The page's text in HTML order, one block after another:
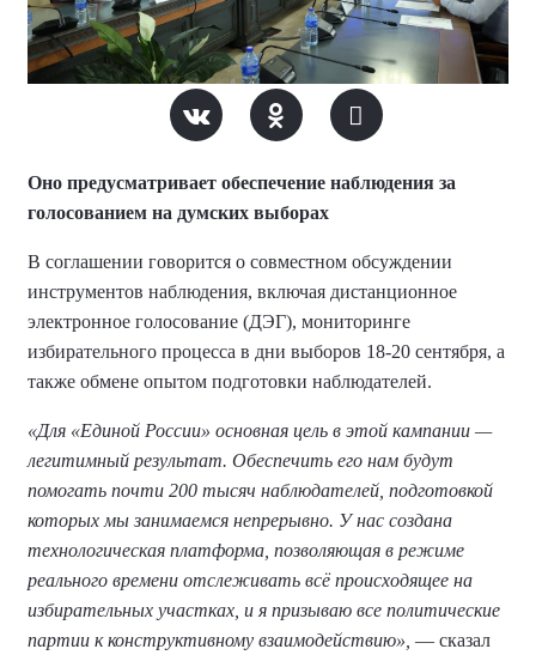
Оно предусматривает обеспечение наблюдения за
голосованием на думских выборах
В соглашении говорится о совместном обсуждении
инструментов наблюдения, включая дистанционное
электронное голосование (ДЭГ), мониторинге
избирательного процесса в дни выборов 18-20 сентября, а
также обмене опытом подготовки наблюдателей.
«Для «Единой России» основная цель в этой кампании —
легитимный результат. Обеспечить его нам будут
помогать почти 200 тысяч наблюдателей, подготовкой
которых мы занимаемся непрерывно. У нас создана
технологическая платформа, позволяющая в режиме
реального времени отслеживать всё происходящее на
избирательных участках, и я призываю все политические
партии к конструктивному взаимодействию», — сказал